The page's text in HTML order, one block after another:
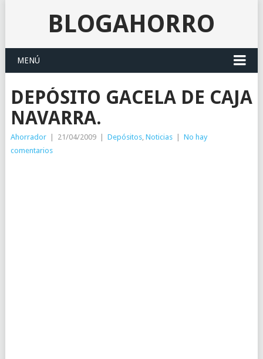
BLOGAHORRO
MENÚ
DEPÓSITO GACELA DE CAJA
NAVARRA.
Ahorrador 21/04/2009 Depósitos, Noticias
No hay
comentarios